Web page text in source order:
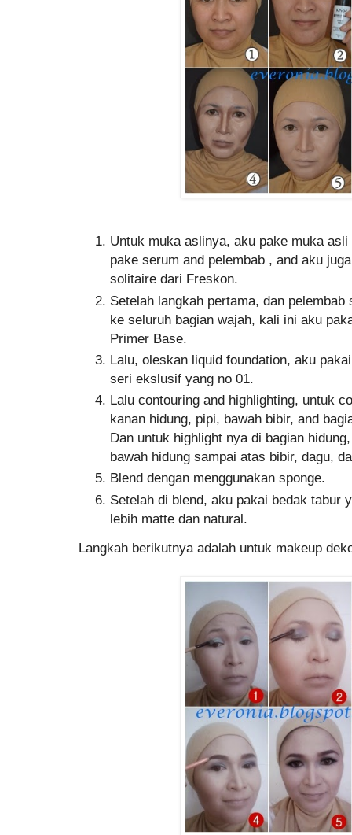
Untuk muka aslinya, aku pake muka
pake serum and pelembab , and aku
solitaire dari Freskon.
Setelah langkah pertama, dan
ke seluruh bagian wajah, kali ini aku
Primer Base.
Lalu, oleskan liquid foundation, aku
seri ekslusif yang no 01.
Lalu contouring and highlighting, untuk
kanan hidung, pipi, bawah bibir, and
Dan untuk highlight nya di bagian
bawah hidung sampai atas bibir, dagu,
Blend dengan menggunakan sponge.
Setelah di blend, aku pakai bedak tabur
lebih matte dan natural.
Langkah berikutnya adalah untuk makeup